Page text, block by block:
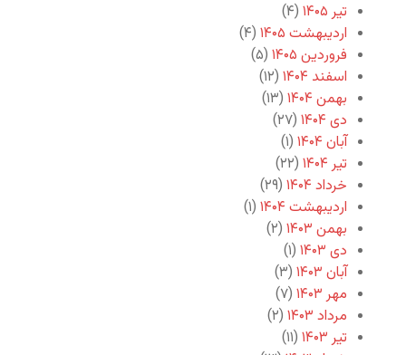
تیر ۱۴۰۵
(۴)
اردیبهشت ۱۴۰۵
(۴)
فروردین ۱۴۰۵
(۵)
اسفند ۱۴۰۴
(۱۲)
بهمن ۱۴۰۴
(۱۳)
دی ۱۴۰۴
(۲۷)
آبان ۱۴۰۴
(۱)
تیر ۱۴۰۴
(۲۲)
خرداد ۱۴۰۴
(۲۹)
اردیبهشت ۱۴۰۴
(۱)
بهمن ۱۴۰۳
(۲)
دی ۱۴۰۳
(۱)
آبان ۱۴۰۳
(۳)
مهر ۱۴۰۳
(۷)
مرداد ۱۴۰۳
(۲)
تیر ۱۴۰۳
(۱۱)